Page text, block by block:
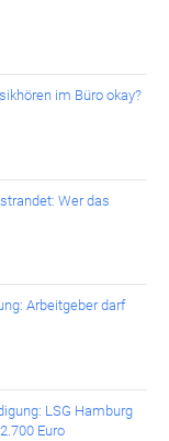
im Büro okay?
Wer das
Arbeitgeber darf
LSG Hamburg
Euro